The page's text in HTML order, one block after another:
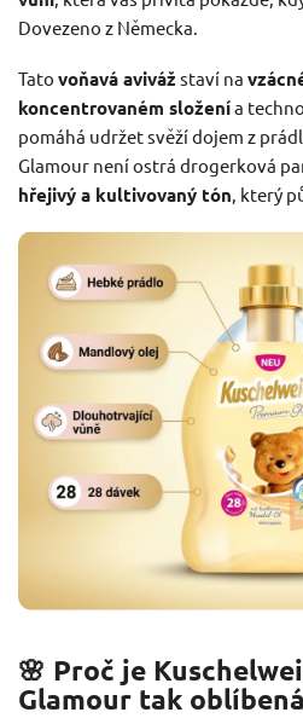
Dovezeno z Německa.
Tato voňavá aviváž staví na
koncentrovaném složenía
pomáhá udržet svěží dojem z
Glamour není ostrá drogerková
hřejivý a kultivovaný tón, který
🌸 Proč je
Glamour tak